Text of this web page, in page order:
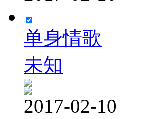
单身情歌
未知
2017-02-10